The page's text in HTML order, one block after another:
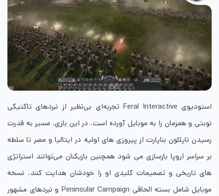
استودیوی Feral Interactive تجربه‌ای بی‌نظیر از نبردهای تاکتیکی
نوبتی و همزمان را به موبایل آورده است. در این بازی، مسیر به قدرت
رسیدن ناپلئون بناپارت از پیروزی های اولیه در ایتالیا و مصر تا سلطه
بر سراسر اروپا بازسازی می شود همچنین بازیکنان می‌توانند استراتژی
های تاریخی و تصمیمات کلیدی او را خودشان هدایت کنند. نسخه
موبایل شامل بسته الحاقی Peninsular Campaign و نبردهای مشهور